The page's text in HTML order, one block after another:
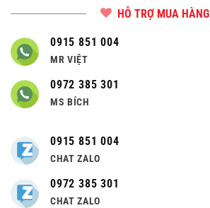
HỖ TRỢ MUA HÀNG
0915 851 004
MR VIỆT
0972 385 301
MS BÍCH
0915 851 004
CHAT ZALO
0972 385 301
CHAT ZALO